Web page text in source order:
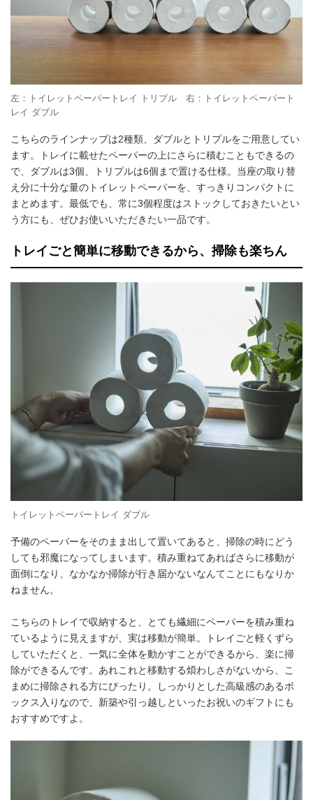
左：トイレットペーパートレイ トリプル 右：トイレットペーパート
レイ ダブル
こちらのラインナップは2種類、ダブルとトリプルをご用意してい
ます。トレイに載せたペーパーの上にさらに積むこともできるの
で、ダブルは3個、トリプルは6個まで置ける仕様。当座の取り替
え分に十分な量のトイレットペーパーを、すっきりコンパクトに
まとめます。最低でも、常に3個程度はストックしておきたいとい
う方にも、ぜひお使いいただきたい一品です。
トレイごと簡単に移動できるから、掃除も楽ちん
トイレットペーパートレイ ダブル
予備のペーパーをそのまま出して置いてあると、掃除の時にどう
しても邪魔になってしまいます。積み重ねてあればさらに移動が
面倒になり、なかなか掃除が行き届かないなんてことにもなりか
ねません。
こちらのトレイで収納すると、とても繊細にペーパーを積み重ね
ているように見えますが、実は移動が簡単。トレイごと軽くずら
していただくと、一気に全体を動かすことができるから、楽に掃
除ができるんです。あれこれと移動する煩わしさがないから、こ
まめに掃除される方にぴったり。しっかりとした高級感のあるボ
ックス入りなので、新築や引っ越しといったお祝いのギフトにも
おすすめですよ。